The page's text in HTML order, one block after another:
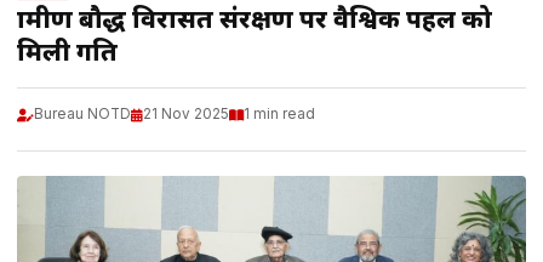
ग्रामीण बौद्ध विरासत संरक्षण पर वैश्विक पहल को
मिली गति
Bureau NOTD 21 Nov 2025 1 min read